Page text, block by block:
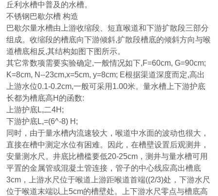
丘利水槽中普及的水槽。
不锈钢巴歇尔槽 构造
巴歇尔量水槽由上游收缩段、短直喉道和下游扩散段三部分
组成。收缩段的槽底向下游倾斜,扩散段槽底的倾斜方向与喉
道槽底相反,其结构如图下图所示。
其它常数项需要实验确定,一般情况如下,F=60cm, G=90cm;
K=8cm, N--23cm,x=5cm, y=8cm; E根据渠道深度而定,高出
上游水位0.1-0.2cm,一般可采用1.00米。量水槽上下游护底
长都为槽底高H的函数:
上游护底L,二4H;
下游护底L,=(6^-8) H;
同时，由于量水槽内流速较大，喉道中水面的波动也很大，
直接在槽中测定水位有困难。因此，在槽壁设置后观测井，
安量测水尺。井底比槽槛要低20-25cm，测井与量水槽可用
平置的金属管或混凝土管连接，管子的中心线应高出槽底
3cm，上游水尺位于喉道上游距喉道首端((2/3)处，下游水尺
位于喉道末端以上5cm的槽壁处。上下游水尺零点与槽底高